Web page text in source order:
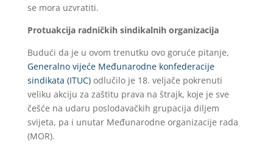
se mora uzvratiti.
Protuakcija radničkih sindikalnih organizacija
Budući da je u ovom trenutku ovo goruće pitanje,
Generalno vijeće Međunarodne konfederacije
sindikata (ITUC) odlučilo je 18. veljače pokrenuti
veliku akciju za zaštitu prava na štrajk, koje je sve
češće na udaru poslodavačkih grupacija diljem
svijeta, pa i unutar Međunarodne organizacije rada
(MOR).